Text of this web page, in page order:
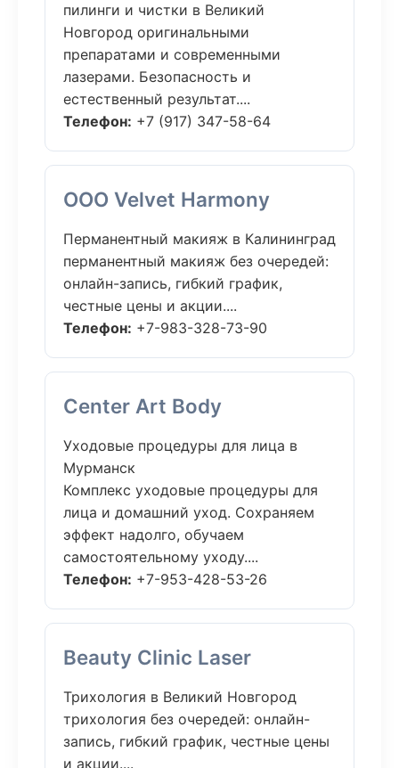
пилинги и чистки в Великий
Новгород оригинальными
препаратами и современными
лазерами. Безопасность и
естественный результат....
Телефон: +7 (917) 347-58-64
ООО Velvet Harmony
Перманентный макияж в Калининград
перманентный макияж без очередей:
онлайн-запись, гибкий график,
честные цены и акции....
Телефон: +7-983-328-73-90
Center Art Body
Уходовые процедуры для лица в
Мурманск
Комплекс уходовые процедуры для
лица и домашний уход. Сохраняем
эффект надолго, обучаем
самостоятельному уходу....
Телефон: +7-953-428-53-26
Beauty Clinic Laser
Трихология в Великий Новгород
трихология без очередей: онлайн-
запись, гибкий график, честные цены
и акции....